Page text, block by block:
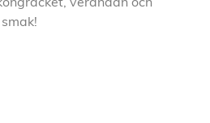
verandan och